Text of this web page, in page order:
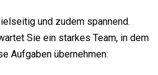
und zudem spannend.
Sie ein starkes Team, in dem
Aufgaben übernehmen: